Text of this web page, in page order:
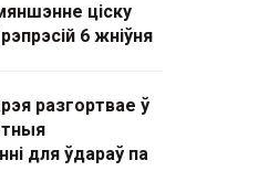
ціску
6 жніўня
разгортвае ў
для ўдараў па